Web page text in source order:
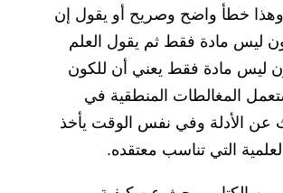
خطأ واضح وصريح أو يقول إن
ليس مادة فقط ثم يقول العلم
ليس مادة فقط يعني أن للكون
المغالطات المنطقية في
عن الأدلة وفي نفس الوقت يأخذ
التي تناسب معتقده.